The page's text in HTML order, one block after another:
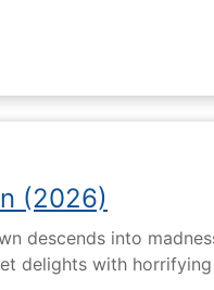
(2026)
descends into
delights with